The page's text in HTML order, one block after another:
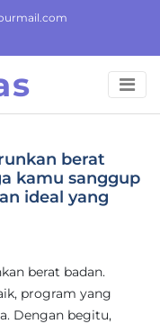
berat
kamu sanggup
ideal yang
berat badan.
program yang
Dengan begitu,